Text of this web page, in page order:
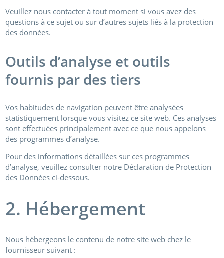
Veuillez nous contacter à tout moment si vous avez des
questions à ce sujet ou sur d’autres sujets liés à la protection
des données.
Outils d’analyse et outils
fournis par des tiers
Vos habitudes de navigation peuvent être analysées
statistiquement lorsque vous visitez ce site web. Ces analyses
sont effectuées principalement avec ce que nous appelons
des programmes d’analyse.
Pour des informations détaillées sur ces programmes
d’analyse, veuillez consulter notre Déclaration de Protection
des Données ci-dessous.
2. Hébergement
Nous hébergeons le contenu de notre site web chez le
fournisseur suivant :